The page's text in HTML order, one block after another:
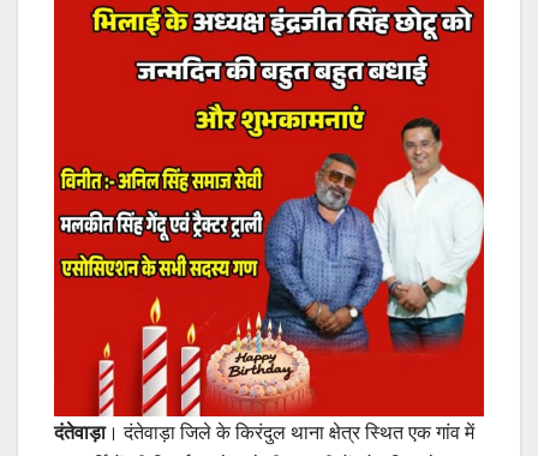
दंतेवाड़ा। दंतेवाड़ा जिले के किरंदुल थाना क्षेत्र स्थित एक गांव में